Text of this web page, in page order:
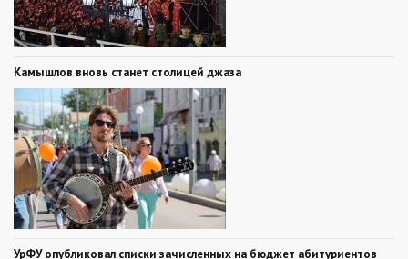
Камышлов вновь станет столицей джаза
УрФУ опубликовал списки зачисленных на бюджет абитуриентов